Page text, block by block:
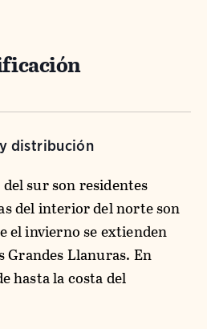
distribución
sur son residentes
del interior del norte son
el invierno se extienden
Grandes Llanuras. En
hasta la costa del